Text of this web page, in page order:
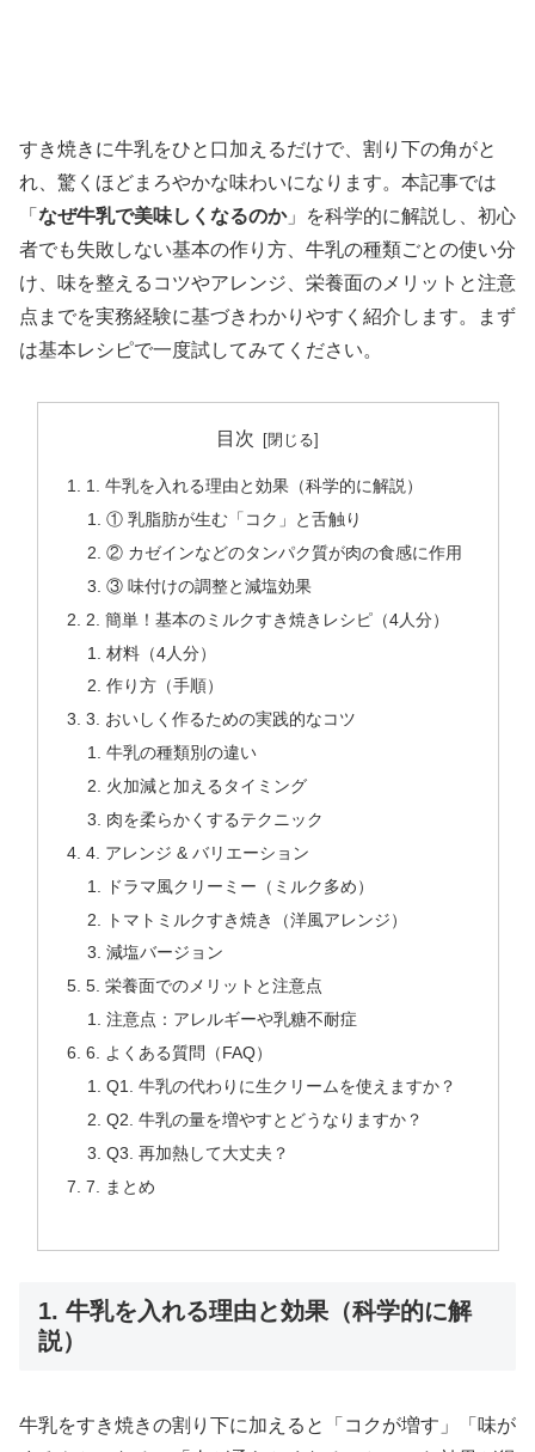
すき焼きに牛乳をひと口加えるだけで、割り下の角がと
れ、驚くほどまろやかな味わいになります。本記事では
「 なぜ牛乳で美味しくなるのか」を科学的に解説し、初心
者でも失敗しない基本の作り方、牛乳の種類ごとの使い分
け、味を整えるコツやアレンジ、栄養面のメリットと注意
点までを実務経験に基づきわかりやすく紹介します。まず
は基本レシピで一度試してみてください。
目次
1. 牛乳を入れる理由と効果（科学的に解説）
① 乳脂肪が生む「コク」と舌触り
② カゼインなどのタンパク質が肉の食感に作用
③ 味付けの調整と減塩効果
2. 簡単！基本のミルクすき焼きレシピ（4人分）
材料（4人分）
作り方（手順）
3. おいしく作るための実践的なコツ
牛乳の種類別の違い
火加減と加えるタイミング
肉を柔らかくするテクニック
4. アレンジ & バリエーション
ドラマ風クリーミー（ミルク多め）
トマトミルクすき焼き（洋風アレンジ）
減塩バージョン
5. 栄養面でのメリットと注意点
注意点：アレルギーや乳糖不耐症
6. よくある質問（FAQ）
Q1. 牛乳の代わりに生クリームを使えますか？
Q2. 牛乳の量を増やすとどうなりますか？
Q3. 再加熱して大丈夫？
7. まとめ
1. 牛乳を入れる理由と効果（科学的に解
説）
牛乳をすき焼きの割り下に加えると「コクが増す」「味が